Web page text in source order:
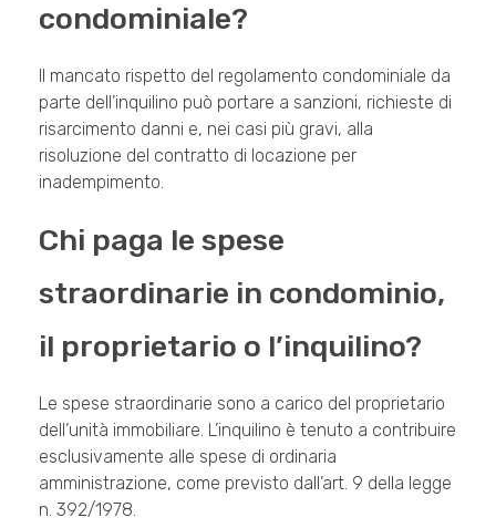
condominiale?
Il mancato rispetto del regolamento condominiale da
parte dell’inquilino può portare a sanzioni, richieste di
risarcimento danni e, nei casi più gravi, alla
risoluzione del contratto di locazione per
inadempimento.
Chi paga le spese
straordinarie in condominio,
il proprietario o l’inquilino?
Le spese straordinarie sono a carico del proprietario
dell’unità immobiliare. L’inquilino è tenuto a contribuire
esclusivamente alle spese di ordinaria
amministrazione, come previsto dall’art. 9 della legge
n. 392/1978.